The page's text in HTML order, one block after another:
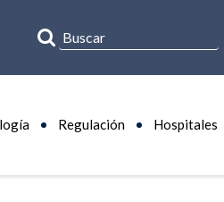
Regulación Hospitales